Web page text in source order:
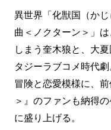
異世界「化獣国（か
曲＜ノクターン＞」
しまう奎木狼と、大
タジーラブコメ時代
冒険と恋愛模様に、
＞』のファンも納得
に盛り上げる。